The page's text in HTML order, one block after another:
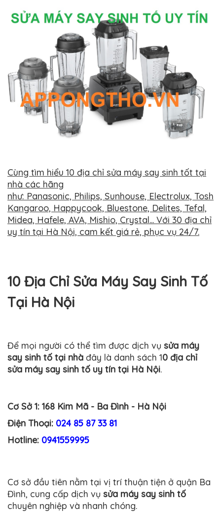
Cùng tìm hiểu 10 địa chỉ sửa máy say sinh tốt tại
nhà các hãng
như: Panasonic, Philips, Sunhouse, Electrolux,
Kangaroo, Happycook, Bluestone, Delites, Tefal,
Midea, Hafele, AVA, Mishio, Crystal... Với 30 địa chỉ
uy tín tại Hà Nội, cam kết giá rẻ, phục vụ 24/7.
10 Địa Chỉ Sửa Máy Say Sinh Tố
Tại Hà Nội
Để mọi người có thể tìm được dịch vụ sửa máy
say sinh tố tại nhà đây là danh sách 10 địa chỉ
sửa máy say sinh tố uy tín tại Hà Nội.
Cơ Sở 1: 168 Kim Mã - Ba Đình - Hà Nội
Điện Thoại: 024 85 87 33 81
Hotline: 0941559995
Cơ sở đầu tiên nằm tại vị trí thuận tiện ở quận Ba
Đình, cung cấp dịch vụ sửa máy say sinh tố
chuyên nghiệp và nhanh chóng.